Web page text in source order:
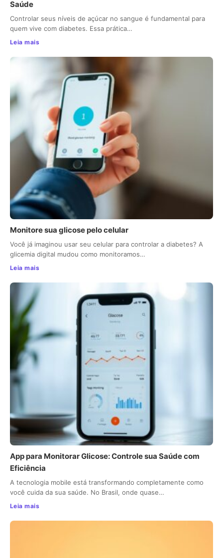
Saúde
Controlar seus níveis de açúcar no sangue é fundamental para
quem vive com diabetes. Essa prática…
Leia mais
Monitore sua glicose pelo celular
Você já imaginou usar seu celular para controlar a diabetes? A
glicemia digital mudou como monitoramos…
Leia mais
App para Monitorar Glicose: Controle sua Saúde com
Eficiência
A tecnologia mobile está transformando completamente como
você cuida da sua saúde. No Brasil, onde quase…
Leia mais